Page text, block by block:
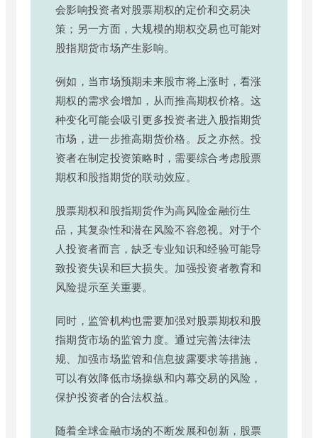
会影响投资者对股票期权的定价和交易决
策；另一方面，大规模的期权交易也可能对
股指期货市场产生影响。
例如，当市场预期未来股市将上涨时，看涨
期权的需求会增加，从而推高期权价格。这
种变化可能会吸引更多投资者进入股指期货
市场，进一步推高期货价格。反之亦然。投
资者在制定投资策略时，需要综合考虑股票
期权和股指期货的联动效应。
股票期权和股指期货作为高风险金融衍生
品，其复杂性和潜在风险不容忽视。对于个
人投资者而言，缺乏专业知识和经验可能导
致投资失误和巨大损失。加强投资者教育和
风险提示至关重要。
同时，监管机构也需要加强对股票期权和股
指期货市场的监管力度。通过完善法律法
规、加强市场监管和信息披露要求等措施，
可以有效降低市场操纵和内幕交易的风险，
保护投资者的合法权益。
随着全球金融市场的不断发展和创新，股票